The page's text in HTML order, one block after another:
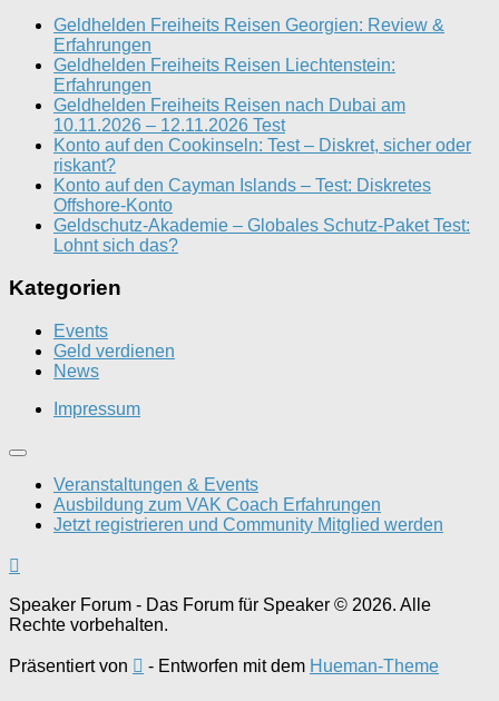
Geldhelden Freiheits Reisen Georgien: Review &
Erfahrungen
Geldhelden Freiheits Reisen Liechtenstein:
Erfahrungen
Geldhelden Freiheits Reisen nach Dubai am
10.11.2026 – 12.11.2026 Test
Konto auf den Cookinseln: Test – Diskret, sicher oder
riskant?
Konto auf den Cayman Islands – Test: Diskretes
Offshore-Konto
Geldschutz-Akademie – Globales Schutz-Paket Test:
Lohnt sich das?
Kategorien
Events
Geld verdienen
News
Impressum
Veranstaltungen & Events
Ausbildung zum VAK Coach Erfahrungen
Jetzt registrieren und Community Mitglied werden
Speaker Forum - Das Forum für Speaker © 2026. Alle
Rechte vorbehalten.
Präsentiert von - Entworfen mit dem Hueman-Theme